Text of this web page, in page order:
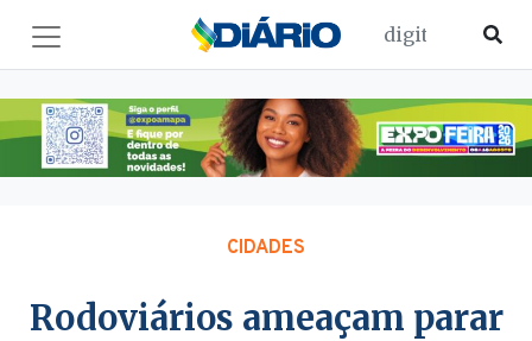
CIDADES
Rodoviários ameaçam parar